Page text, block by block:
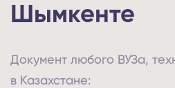
Шымкенте
Документ любого ВУЗа,
в Казахстане: